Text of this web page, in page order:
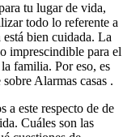
tu lugar de vida,
todo lo referente a
está bien cuidada. La
imprescindible para el
familia. Por eso, es
Alarmas casas .
a este respecto de de
Cuáles son las